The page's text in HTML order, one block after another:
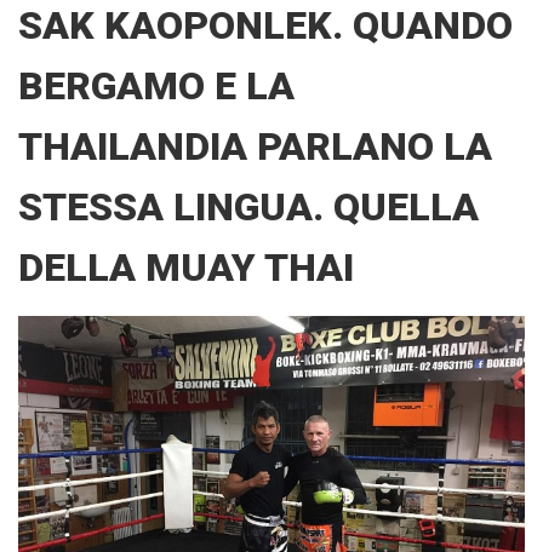
SAK KAOPONLEK. QUANDO
BERGAMO E LA
THAILANDIA PARLANO LA
STESSA LINGUA. QUELLA
DELLA MUAY THAI